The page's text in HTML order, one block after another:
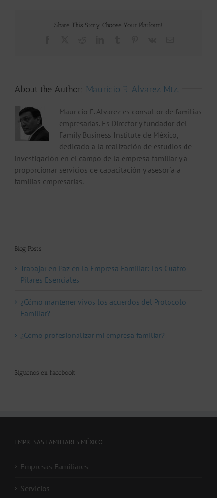
Share This Story, Choose Your Platform!
About the Author: Mauricio E. Alvarez Mtz.
Mauricio E. Alvarez es consultor de familias
empresarias. Es Director y fundador del
Family Business Institute de México,
dedicado a la realización de estudios de
investigación en el campo de la empresa familiar y a
proporcionar servicios de capacitación y asesoría a
familias empresarias.
Blog Posts
Trabajar en Paz en la Empresa Familiar: Los Cuatro
Pilares Esenciales
¿Cómo mantener vivos los acuerdos del Protocolo
Familiar?
¿Cómo profesionalizar mi empresa familiar?
Siguenos en facebook
EMPRESAS FAMILIARES MÉXICO
Empresas Familiares
Servicios